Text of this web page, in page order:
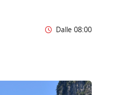
Dalle 08:00